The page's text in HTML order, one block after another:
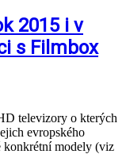
2015 i v
s Filmbox
televizory o kterých
evropského
konkrétní modely (viz